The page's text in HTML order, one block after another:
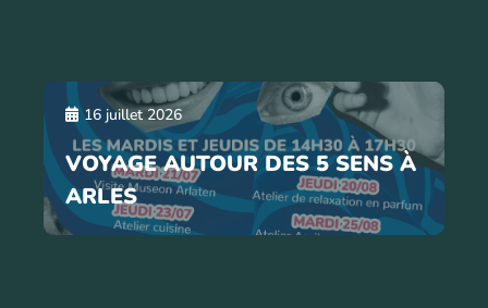
16 juillet 2026
VOYAGE AUTOUR DES 5 SENS À
ARLES